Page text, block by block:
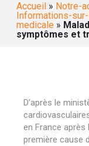
Accueil » Notre-
Informations-
medicale »
symptômes et
D’après le
en France après
première cause